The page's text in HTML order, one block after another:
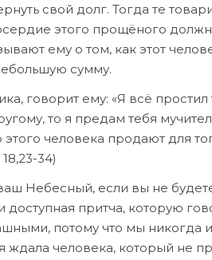
свой долг. Тогда те
этого прощёного
ему о том, как этот
сумму.
говорит ему: «Я всё
то я предам тебя
человека продают для
34)
Небесный, если вы не
притча, которую
потому что мы никогда
ждала человека, который не